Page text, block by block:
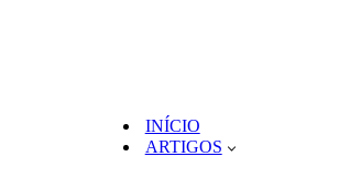
INÍCIO
ARTIGOS